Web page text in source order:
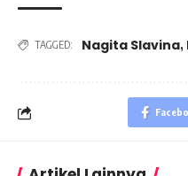
TAGGED: Nagita Slavina,